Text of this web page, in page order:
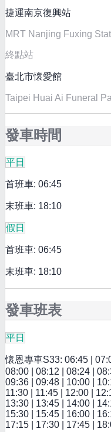
捷運南京復興站
MRT Nanjing Fuxing
終點站
臺北市懷愛館
Taipei Huai Ai Funeral
發車時間
平日
首班車: 06:45
末班車: 18:10
假日
首班車: 06:45
末班車: 18:10
發車班表
平日
懷恩專車S33: 06:45 |
08:00 | 08:12 | 08:24 |
09:36 | 09:48 | 10:00 |
11:30 | 11:45 | 12:00 |
13:30 | 13:45 | 14:00 |
15:30 | 15:45 | 16:00 |
17:15 | 17:30 | 17:45 |